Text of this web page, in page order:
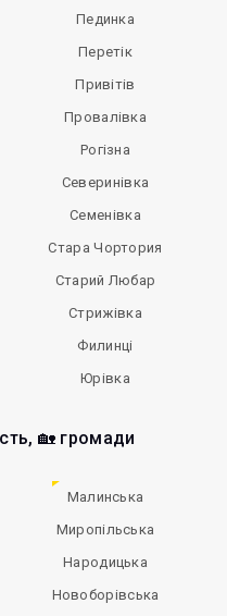
Пединка
Перетік
Привітів
Провалівка
Рогізна
Северинівка
Семенівка
Стара Чортория
Старий Любар
Стрижівка
Филинці
Юрівка
🏡 громади
Малинська
Миропільська
Народицька
Новоборівська